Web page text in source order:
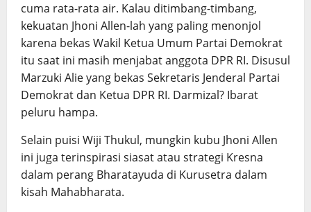
cuma rata-rata air. Kalau ditimbang-timbang,
kekuatan Jhoni Allen-lah yang paling menonjol
karena bekas Wakil Ketua Umum Partai Demokrat
itu saat ini masih menjabat anggota DPR RI. Disusul
Marzuki Alie yang bekas Sekretaris Jenderal Partai
Demokrat dan Ketua DPR RI. Darmizal? Ibarat
peluru hampa.
Selain puisi Wiji Thukul, mungkin kubu Jhoni Allen
ini juga terinspirasi siasat atau strategi Kresna
dalam perang Bharatayuda di Kurusetra dalam
kisah Mahabharata.